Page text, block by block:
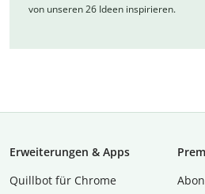
von unseren 26 Ideen inspirieren.
Erweiterungen & Apps
Quillbot für Chrome